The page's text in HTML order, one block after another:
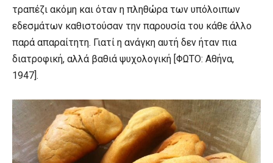
τραπέζι ακόμη και όταν η πληθώρα των υπόλοιπων
εδεσμάτων καθιστούσαν την παρουσία του κάθε άλλο
παρά απαραίτητη. Γιατί η ανάγκη αυτή δεν ήταν πια
διατροφική, αλλά βαθιά ψυχολογική [ΦΩΤΟ: Αθήνα,
1947].